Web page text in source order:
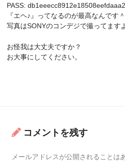
PASS:
『エヘ♪』ってなるのが最高なんです
写真はSONYのコンデジで撮ってます
お怪我は大丈夫ですか？
お大事にしてください。
コメントを残す
メールアドレスが公開されることは